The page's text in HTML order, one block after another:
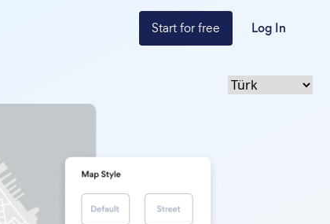
Start for free Log In